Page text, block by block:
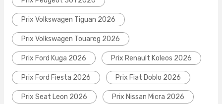
Prix Volkswagen Tiguan 2026
Prix Volkswagen Touareg 2026
Prix Ford Kuga 2026 Prix Renault Koleos 2026
Prix Ford Fiesta 2026 Prix Fiat Doblo 2026
Prix Seat Leon 2026 Prix Nissan Micra 2026